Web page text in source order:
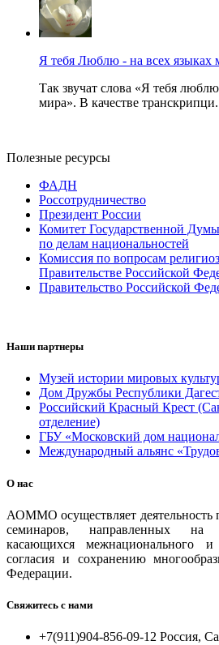
Я тебя Люблю - на всех языках
Так звучат слова «Я тебя
мира». В качестве
Полезные ресурсы
ФАДН
Россотрудничество
Президент России
Комитет Государственной
по делам национальностей
Комиссия по вопросам
Правительстве Российской
Правительство Российской
Наши партнеры
Музей истории мировых
Дом Дружбы Республики
Российский Красный Крест
отделение)
ГБУ «Московский дом
Международный альянс
О нас
АОММО осуществляет деятельность
семинаров, направленных на
касающихся межнационального и
согласия и сохранению
Федерации.
Свяжитесь с нами
+7(911)904-856-09-12 Россия,